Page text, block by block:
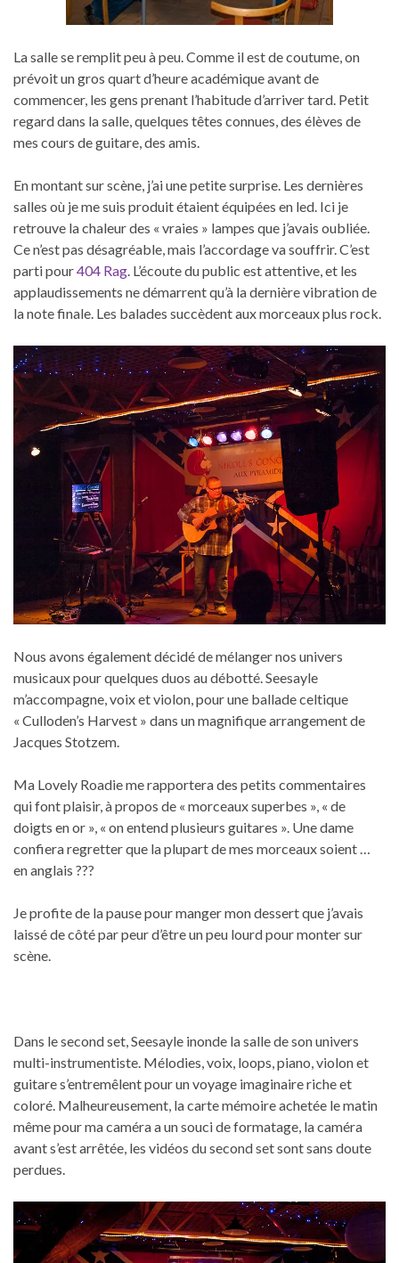
La salle se remplit peu à peu. Comme il est de coutume, on
prévoit un gros quart d’heure académique avant de
commencer, les gens prenant l’habitude d’arriver tard. Petit
regard dans la salle, quelques têtes connues, des élèves de
mes cours de guitare, des amis.
En montant sur scène, j’ai une petite surprise. Les dernières
salles où je me suis produit étaient équipées en led. Ici je
retrouve la chaleur des « vraies » lampes que j’avais oubliée.
Ce n’est pas désagréable, mais l’accordage va souffrir. C’est
parti pour404 Rag . L’écoute du public est attentive, et les
applaudissements ne démarrent qu’à la dernière vibration de
la note finale. Les balades succèdent aux morceaux plus rock.
Nous avons également décidé de mélanger nos univers
musicaux pour quelques duos au débotté. Seesayle
m’accompagne, voix et violon, pour une ballade celtique
« Culloden’s Harvest » dans un magnifique arrangement de
Jacques Stotzem.
Ma Lovely Roadie me rapportera des petits commentaires
qui font plaisir, à propos de « morceaux superbes », « de
doigts en or », « on entend plusieurs guitares ». Une dame
confiera regretter que la plupart de mes morceaux soient …
en anglais ???
Je profite de la pause pour manger mon dessert que j’avais
laissé de côté par peur d’être un peu lourd pour monter sur
scène.
Dans le second set, Seesayle inonde la salle de son univers
multi-instrumentiste. Mélodies, voix, loops, piano, violon et
guitare s’entremêlent pour un voyage imaginaire riche et
coloré. Malheureusement, la carte mémoire achetée le matin
même pour ma caméra a un souci de formatage, la caméra
avant s’est arrêtée, les vidéos du second set sont sans doute
perdues.